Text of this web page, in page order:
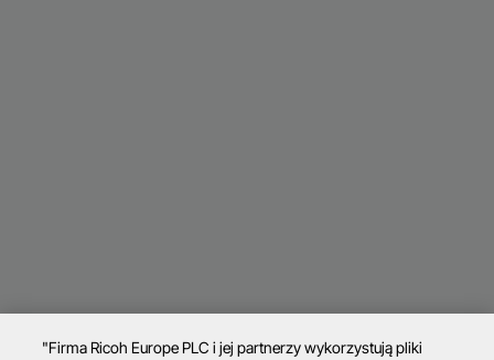
"Firma Ricoh Europe PLC i jej partnerzy wykorzystują pliki